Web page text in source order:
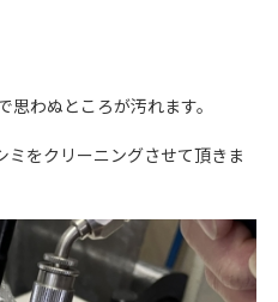
わぬところが汚れます。
ミをクリーニングさせて頂きま